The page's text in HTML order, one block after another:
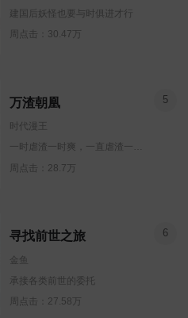
建国后妖怪也要与时俱进才行
周点击：30.47万
万渣朝凰
时代漫王
一时虐渣一时爽，一直虐渣一直爽
周点击：28.7万
5
寻找前世之旅
金鱼
承接各类前世的委托
周点击：27.58万
6